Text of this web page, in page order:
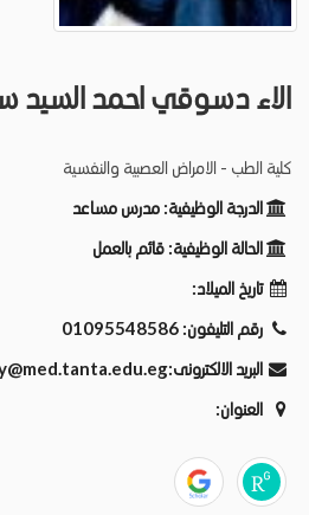
الاء دسوقي احمد السيد
كلية الطب - الامراض العصبية والنفسية
الدرجة الوظيفية: مدرس مساعد
الحالة الوظيفية: قائم بالعمل
تاريخ الميلاد:
رقم التليفون: 01095548586
البريد الالكترونى:
العنوان: